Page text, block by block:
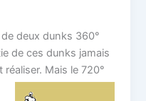
deux dunks 360°
de ces dunks jamais
réaliser. Mais le 720°